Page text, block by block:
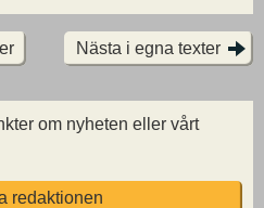
Nästa i egna texter
om nyheten eller vårt
redaktionen